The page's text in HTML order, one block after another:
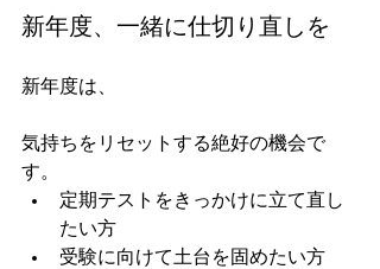
新年度、一緒に仕切り直しを
新年度は、
気持ちをリセットする絶好の機会で
す。
定期テストをきっかけに立て直し
たい方
受験に向けて土台を固めたい方